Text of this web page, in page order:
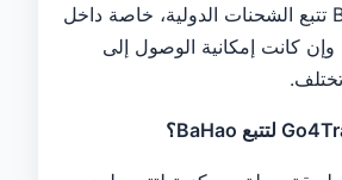
نعم، تدعم BaHao تتبع الشحنات الدولية، خاصة داخل
كانت إمكانية الوصول إلى